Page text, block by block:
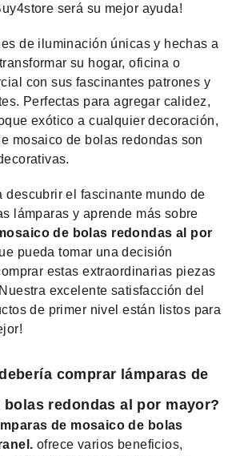
será su mejor ayuda!
de iluminación únicas y hechas a
su hogar, oficina o
con sus fascinantes patrones y
Perfectas para agregar calidez,
exótico a cualquier decoración,
mosaico de bolas redondas son
descubrir el fascinante mundo de
lámparas y aprende más sobre
de bolas redondas al por
pueda tomar una decisión
estas extraordinarias piezas
excelente satisfacción del
de primer nivel están listos para
comprar lámparas de
bolas redondas al por mayor?
de mosaico de bolas
ofrece varios beneficios,